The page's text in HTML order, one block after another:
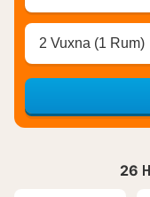
2 Vuxna (1 Rum)
26